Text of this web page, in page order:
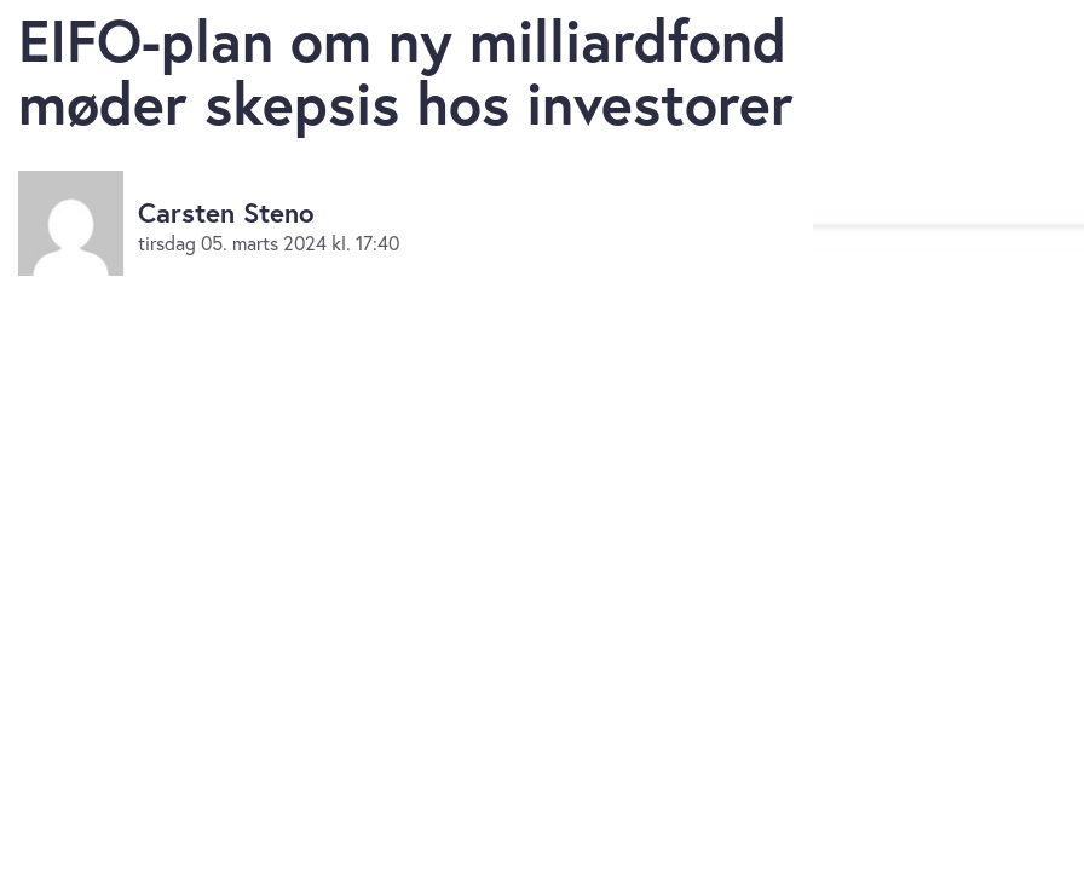
EIFO-plan om ny milliardfond
møder skepsis hos investorer
Carsten Steno
tirsdag 05. marts 2024 kl. 17:40